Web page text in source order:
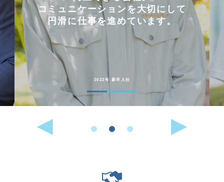
コミュニケーションを大切にして
円滑に仕事を進めています。
2022年 新卒入社